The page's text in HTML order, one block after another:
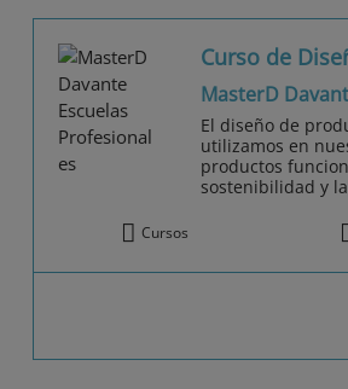
Curso de
MasterD
El diseño de
utilizamos en
productos
sostenibilidad y
Cursos